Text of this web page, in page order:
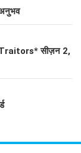
Traitors* सीज़न 2,